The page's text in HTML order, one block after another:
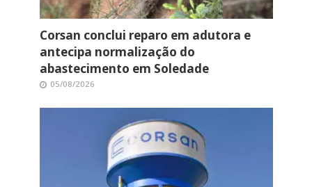
Corsan conclui reparo em adutora e
antecipa normalização do
abastecimento em Soledade
05/08/2026